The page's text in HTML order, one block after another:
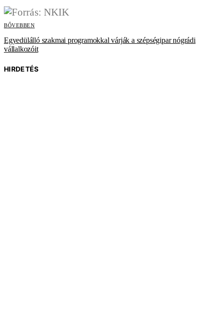
BŐVEBBEN
Egyedülálló szakmai programokkal várják a szépségipar nógrádi
vállalkozóit
HIRDETÉS